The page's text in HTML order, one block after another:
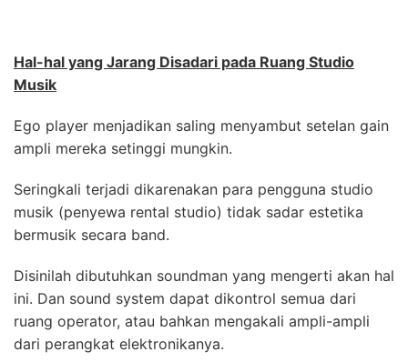
Hal-hal yang Jarang Disadari pada Ruang Studio
Musik
Ego player menjadikan saling menyambut setelan gain
ampli mereka setinggi mungkin.
Seringkali terjadi dikarenakan para pengguna studio
musik (penyewa rental studio) tidak sadar estetika
bermusik secara band.
Disinilah dibutuhkan soundman yang mengerti akan hal
ini. Dan sound system dapat dikontrol semua dari
ruang operator, atau bahkan mengakali ampli-ampli
dari perangkat elektronikanya.